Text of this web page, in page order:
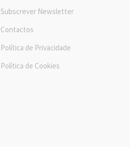
Subscrever Newsletter
Contactos
Política de Privacidade
Política de Cookies